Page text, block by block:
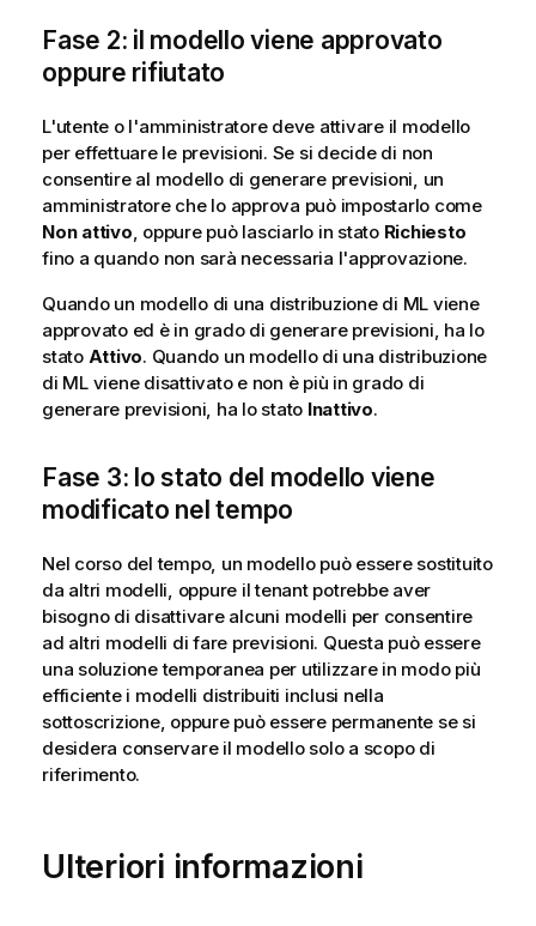
Fase 2: il modello viene approvato
oppure rifiutato
L'utente o l'amministratore deve attivare il modello
per effettuare le previsioni. Se si decide di non
consentire al modello di generare previsioni, un
amministratore che lo approva può impostarlo come
Non attivo, oppure può lasciarlo in stato Richiesto
fino a quando non sarà necessaria l'approvazione.
Quando un modello di una distribuzione di ML viene
approvato ed è in grado di generare previsioni, ha lo
stato Attivo. Quando un modello di una distribuzione
di ML viene disattivato e non è più in grado di
generare previsioni, ha lo stato Inattivo.
Fase 3: lo stato del modello viene
modificato nel tempo
Nel corso del tempo, un modello può essere sostituito
da altri modelli, oppure il tenant potrebbe aver
bisogno di disattivare alcuni modelli per consentire
ad altri modelli di fare previsioni. Questa può essere
una soluzione temporanea per utilizzare in modo più
efficiente i modelli distribuiti inclusi nella
sottoscrizione, oppure può essere permanente se si
desidera conservare il modello solo a scopo di
riferimento.
Ulteriori informazioni